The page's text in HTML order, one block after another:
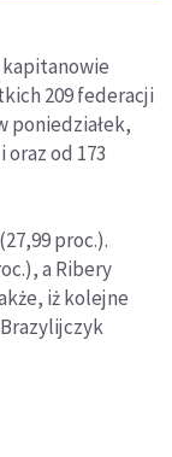
kapitanowie
209 federacji
poniedziałek,
oraz od 173
proc.).
a Ribery
iż kolejne